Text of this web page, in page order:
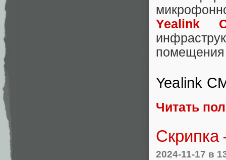
Yealink
Yealink
Читать
2024-11-17 в